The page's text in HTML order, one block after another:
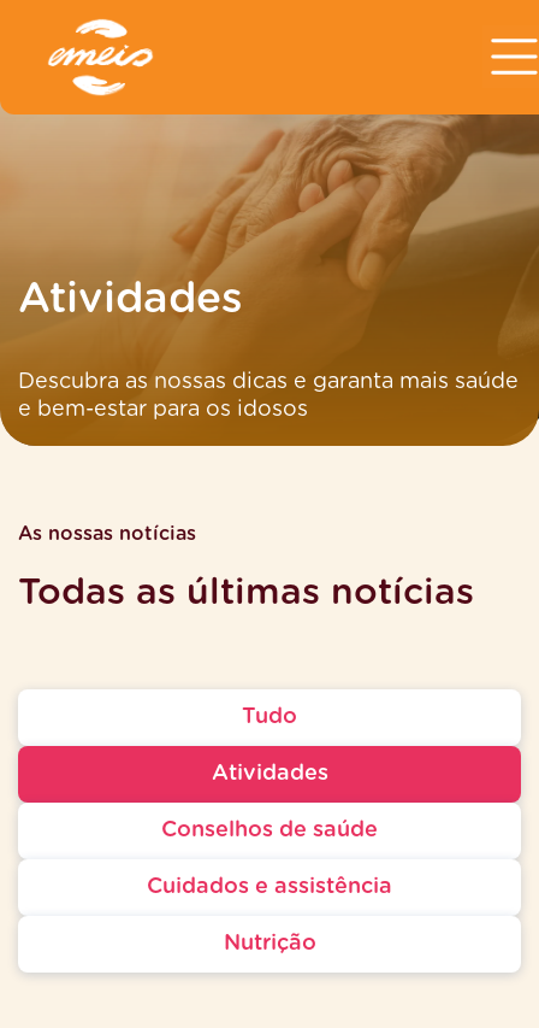
Atividades
Descubra as nossas dicas e garanta mais saúde
e bem-estar para os idosos
As nossas notícias
Todas as últimas notícias
Tudo
Atividades
Conselhos de saúde
Cuidados e assistência
Nutrição